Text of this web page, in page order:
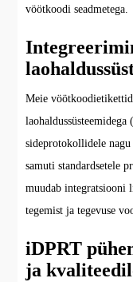
vöötkoodi seadmetega.
Meie
sideprotokollidele
samuti standardsetele
muudab integratsiooni
tegemist ja tegevuse
iDPRT
ja